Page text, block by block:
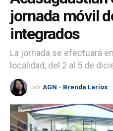
jornada móvil
integrados
La jornada se efectuará
localidad, del 2 al 5 de
por AGN - Brenda Larios